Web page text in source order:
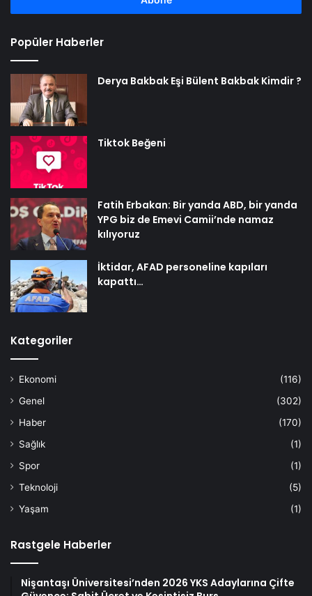
Popüler Haberler
Derya Bakbak Eşi Bülent Bakbak Kimdir ?
Tiktok Beğeni
Fatih Erbakan: Bir yanda ABD, bir yanda
YPG biz de Emevi Camii’nde namaz
kılıyoruz
İktidar, AFAD personeline kapıları
kapattı…
Kategoriler
Ekonomi
(116)
Genel
(302)
Haber
(170)
Sağlık
(1)
Spor
(1)
Teknoloji
(5)
Yaşam
(1)
Rastgele Haberler
Nişantaşı Üniversitesi’nden 2026 YKS Adaylarına Çifte